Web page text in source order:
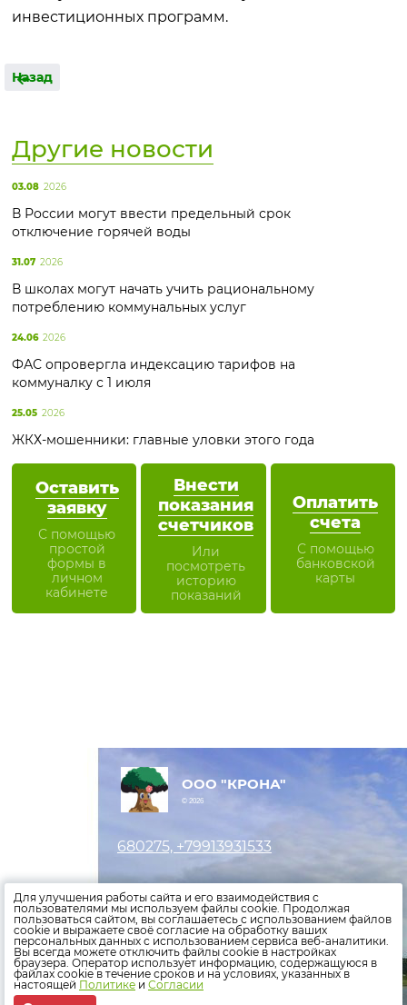
инвестиционных программ.
Назад
Оставить
заявку
С помощью
простой
формы в
личном
кабинете
Внести
показания
счетчиков
Или
посмотреть
историю
показаний
Оплатить
счета
С помощью
банковской
карты
Другие новости
03.08 2026
В России могут ввести предельный срок
отключение горячей воды
31.07 2026
В школах могут начать учить рациональному
потреблению коммунальных услуг
24.06 2026
ФАС опровергла индексацию тарифов на
коммуналку с 1 июля
25.05 2026
ЖКХ-мошенники: главные уловки этого года
ООО "КРОНА"
© 2026
680275, +79913931533
Оставить заявку
Внести показания счетчиков
Оплатить счета
Политика конфиденциальности
Для улучшения работы сайта и его взаимодействия с
пользователями мы используем файлы cookie. Продолжая
пользоваться сайтом, вы соглашаетесь с использованием файлов
cookie и выражаете своё согласие на обработку ваших
персональных данных с использованием сервиса веб-аналитики.
Вы всегда можете отключить файлы cookie в настройках
браузера. Оператор использует информацию, содержащуюся в
файлах cookie в течение сроков и на условиях, указанных в
настоящей Политике и Согласии